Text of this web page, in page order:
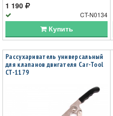
1 190
CT-N0134
Купить
Рассухариватель универсальный
для клапанов двигателя Car-Tool
CT-1179